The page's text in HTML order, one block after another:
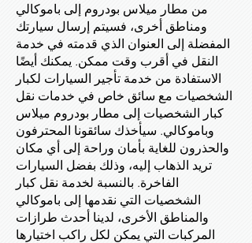
من مطار ميلاس بودروم إلى باموكالي
ومناطق أخرى، فسيتم إرسال سيارتك
المفضلة إلى العنوان الذي قدمته في خدمة
النقل في أقرب وقت ممكن. يمكنك أيضًا
الاستفادة من خدمة تأجير السيارات لكبار
الشخصيات مع سائق خاص في خدمات نقل
كبار الشخصيات إلى مطار بودروم ميلاس
وباموكالي. سيأخذك سائقونا المحترفون
والحذرون للغاية بأمان وراحة إلى أي مكان
تريد الذهاب إليه، وذلك بفضل السيارات
الفاخرة. بالنسبة لخدمة نقل كبار
الشخصيات التي نقدمها إلى باموكالي
والمناطق الأخرى، لدينا أحدث طرازات
المركبات التي يمكن لكل راكب اختيارها